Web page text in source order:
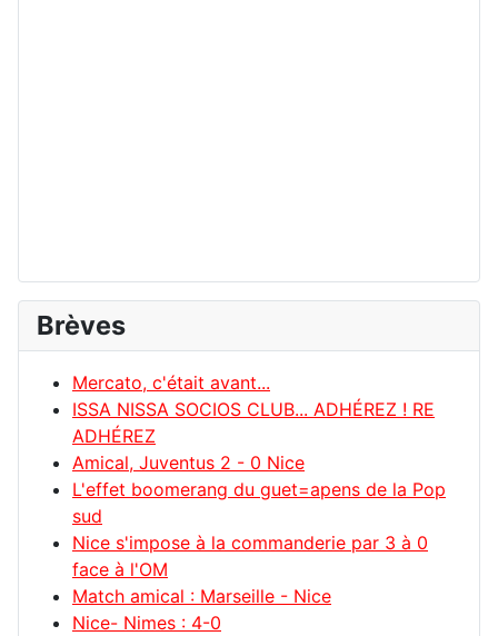
Brèves
Mercato, c'était avant...
ISSA NISSA SOCIOS CLUB... ADHÉREZ ! RE
ADHÉREZ
Amical, Juventus 2 - 0 Nice
L'effet boomerang du guet=apens de la Pop
sud
Nice s'impose à la commanderie par 3 à 0
face à l'OM
Match amical : Marseille - Nice
Nice- Nimes : 4-0